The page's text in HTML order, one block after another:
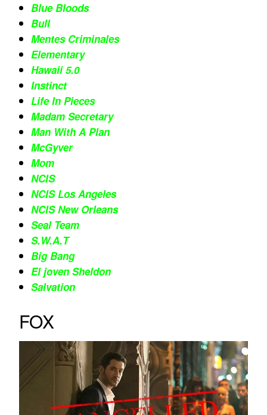
Blue Bloods
Bull
Mentes Criminales
Elementary
Hawaii 5.0
Instinct
Life In Pieces
Madam Secretary
Man With A Plan
McGyver
Mom
NCIS
NCIS Los Angeles
NCIS New Orleans
Seal Team
S.W.A.T
Big Bang
El joven Sheldon
Salvation
FOX